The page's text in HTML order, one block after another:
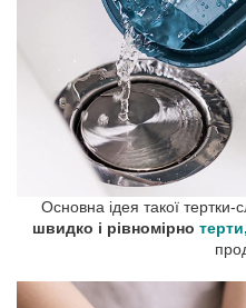
Основна ідея такої
швидко і рівномірно